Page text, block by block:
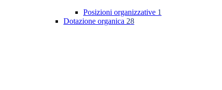
Posizioni organizzative 1
Dotazione organica 28